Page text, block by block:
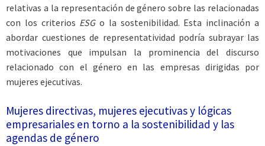
relativas a la representación de género sobre las relacionadas
con los criterios ESGo la sostenibilidad. Esta inclinación a
abordar cuestiones de representatividad podría subrayar las
motivaciones que impulsan la prominencia del discurso
relacionado con el género en las empresas dirigidas por
mujeres ejecutivas.
Mujeres directivas, mujeres ejecutivas y lógicas
empresariales en torno a la sostenibilidad y las
agendas de género